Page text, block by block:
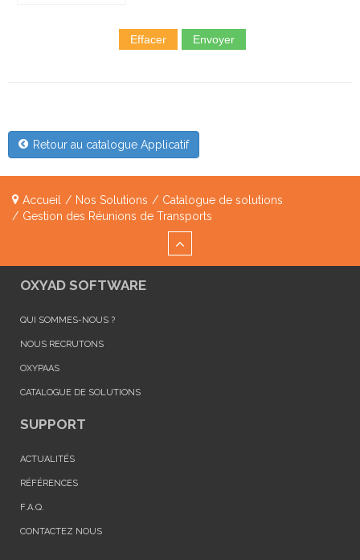
Effacer Envoyer
Retour au catalogue Applicatif
Accueil / Nos Solutions / Catalogue de solutions
/ Gestion des Réunions de Transports
OXYAD SOFTWARE
QUI SOMMES-NOUS ?
NOUS RECRUTONS
OXYPAAS
CATALOGUE DE SOLUTIONS
SUPPORT
ACTUALITÉS
RÉFÉRENCES
F.A.Q.
CONTACTEZ NOUS